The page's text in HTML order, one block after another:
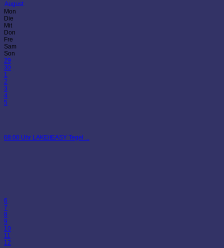
August
Mon
Die
Mit
Don
Fre
Sam
Son
29
30
1
2
3
4
5
08:00 Uhr LAKEitEASY Tegel ...
6
7
8
9
10
11
12